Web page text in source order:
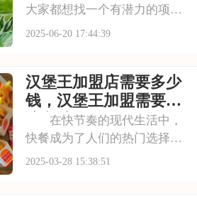
大家都想找一个有潜力的项
目。茶饮行业是个不错的选
行业的知名品牌，凭借其丰富
的口味和实惠的价格，深受消
费者喜爱。下面请看加盟
2025-06-20 17:44:39
汉堡王加盟店需要多少
钱，汉堡王加盟需要什
么条件
在快节奏的现代生活中，
快餐成为了人们的热门选择。
汉堡王作为快餐界的品牌，以
2025-03-28 15:38:51